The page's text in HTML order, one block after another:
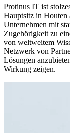
Protinus IT ist
Hauptsitz in Houten
Unternehmen mit
Zugehörigkeit zu
von weltweitem
Netzwerk von
Lösungen
Wirkung zeigen.